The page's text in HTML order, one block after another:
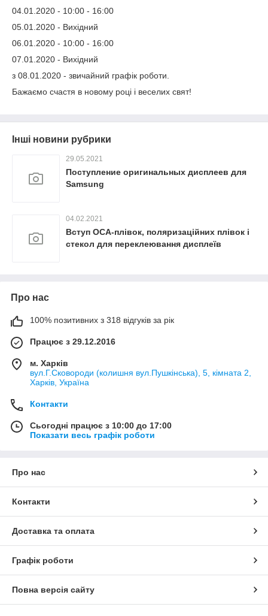
04.01.2020 - 10:00 - 16:00
05.01.2020 - Вихідний
06.01.2020 - 10:00 - 16:00
07.01.2020 - Вихідний
з 08.01.2020 - звичайний графік роботи.
Бажаємо счастя в новому році і веселих свят!
Інші новини рубрики
29.05.2021
Поступление оригинальных дисплеев для
Samsung
04.02.2021
Вступ OCA-плівок, поляризаційних плівок і
стекол для переклеювання дисплеїв
Про нас
100% позитивних з 318 відгуків за рік
Працює з 29.12.2016
м. Харків
вул.Г.Сковороди (колишня вул.Пушкінська), 5, кімната 2,
Харків, Україна
Контакти
Сьогодні працює з 10:00 до 17:00
Показати весь графік роботи
Про нас
Контакти
Доставка та оплата
Графік роботи
Повна версія сайту